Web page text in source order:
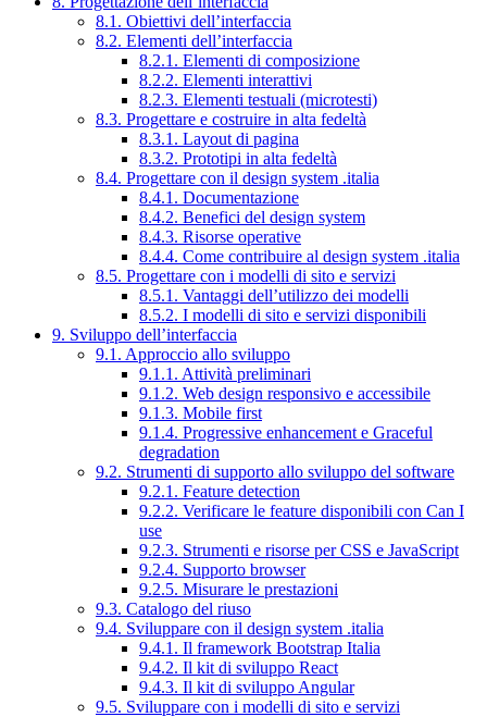
8.1. Obiettivi dell’interfaccia
8.2. Elementi dell’interfaccia
8.2.1. Elementi di composizione
8.2.2. Elementi interattivi
8.2.3. Elementi testuali (microtesti)
8.3. Progettare e costruire in alta fedeltà
8.3.1. Layout di pagina
8.3.2. Prototipi in alta fedeltà
8.4. Progettare con il design system .italia
8.4.1. Documentazione
8.4.2. Benefici del design system
8.4.3. Risorse operative
8.4.4. Come contribuire al design system .italia
8.5. Progettare con i modelli di sito e servizi
8.5.1. Vantaggi dell’utilizzo dei modelli
8.5.2. I modelli di sito e servizi disponibili
9. Sviluppo dell’interfaccia
9.1. Approccio allo sviluppo
9.1.1. Attività preliminari
9.1.2. Web design responsivo e accessibile
9.1.3. Mobile first
9.1.4. Progressive enhancement e Graceful
degradation
9.2. Strumenti di supporto allo sviluppo del software
9.2.1. Feature detection
9.2.2. Verificare le feature disponibili con Can I
use
9.2.3. Strumenti e risorse per CSS e JavaScript
9.2.4. Supporto browser
9.2.5. Misurare le prestazioni
9.3. Catalogo del riuso
9.4. Sviluppare con il design system .italia
9.4.1. Il framework Bootstrap Italia
9.4.2. Il kit di sviluppo React
9.4.3. Il kit di sviluppo Angular
9.5. Sviluppare con i modelli di sito e servizi